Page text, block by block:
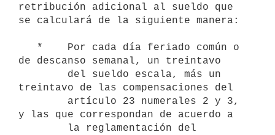
retribución adicional al sueldo que
se calculará de la siguiente manera:
de descanso semanal, un treintavo
treintavo de las compensaciones del
y las que correspondan de acuerdo a